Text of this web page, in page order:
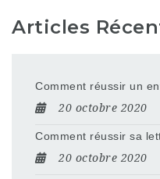
Articles
Comment réussir un
20 octobre 2020
Comment réussir sa
20 octobre 2020